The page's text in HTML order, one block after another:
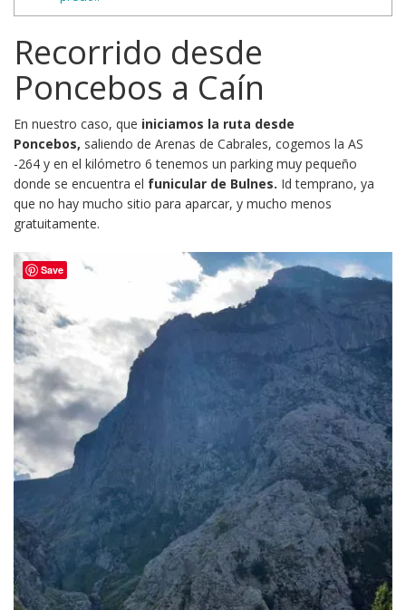
Recorrido desde
Poncebos a Caín
En nuestro caso, que iniciamos la ruta desde
Poncebos, saliendo de Arenas de Cabrales, cogemos la AS
-264 y en el kilómetro 6 tenemos un parking muy pequeño
donde se encuentra el funicular de Bulnes. Id temprano, ya
que no hay mucho sitio para aparcar, y mucho menos
gratuitamente.
Save